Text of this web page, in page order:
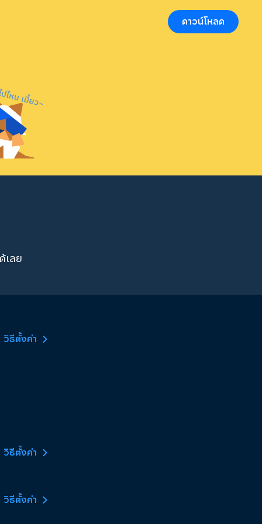
ดาวน์โหลด
เลย
วิธีตั้งค่า
วิธีตั้งค่า
วิธีตั้งค่า